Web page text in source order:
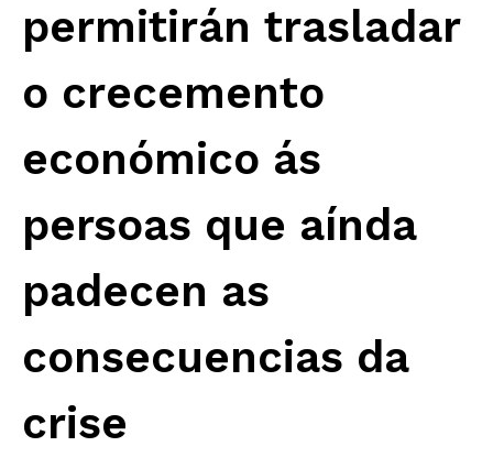
permitirán trasladar
o crecemento
económico ás
persoas que aínda
padecen as
consecuencias da
crise